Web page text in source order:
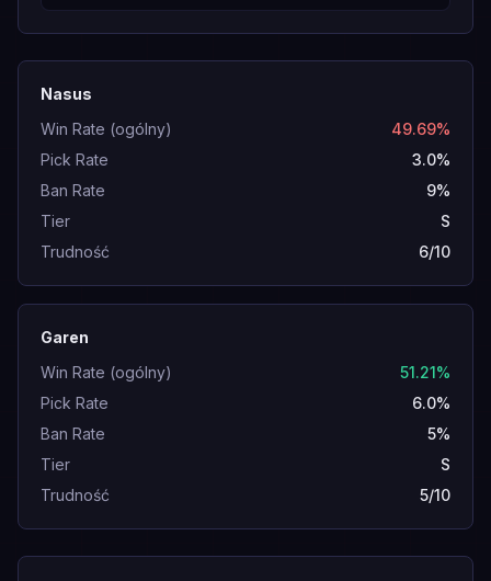
Nasus
Win Rate (ogólny)
49.69%
Pick Rate
3.0%
Ban Rate
9%
Tier
S
Trudność
6/10
Garen
Win Rate (ogólny)
51.21%
Pick Rate
6.0%
Ban Rate
5%
Tier
S
Trudność
5/10